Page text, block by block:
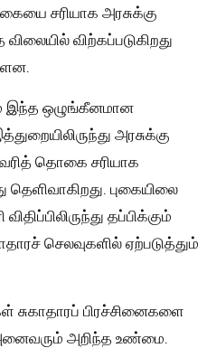
சரியாக அரசுக்கு
விற்கப்படுகிறது
இந்த ஒழுங்கீனமான
அரசுக்கு
தொகை சரியாக
புகையிலை
தப்பிக்கும்
செலவுகளில் ஏற்படுத்தும்
சுகாதாரப் பிரச்சினைகளை
அறிந்த உண்மை.